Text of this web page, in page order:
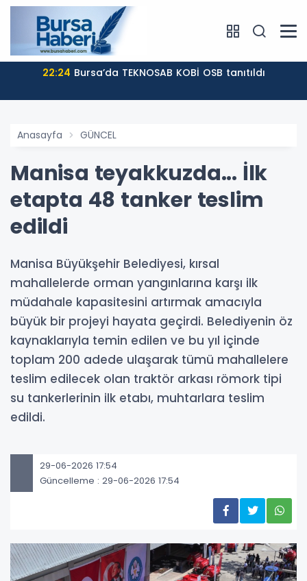
22:24 Bursa’da TEKNOSAB KOBİ OSB tanıtıldı
Anasayfa GÜNCEL
Manisa teyakkuzda... İlk
etapta 48 tanker teslim
edildi
Manisa Büyükşehir Belediyesi, kırsal
mahallelerde orman yangınlarına karşı ilk
müdahale kapasitesini artırmak amacıyla
büyük bir projeyi hayata geçirdi. Belediyenin öz
kaynaklarıyla temin edilen ve bu yıl içinde
toplam 200 adede ulaşarak tümü mahallelere
teslim edilecek olan traktör arkası römork tipi
su tankerlerinin ilk etabı, muhtarlara teslim
edildi.
29-06-2026 17:54
Güncelleme : 29-06-2026 17:54